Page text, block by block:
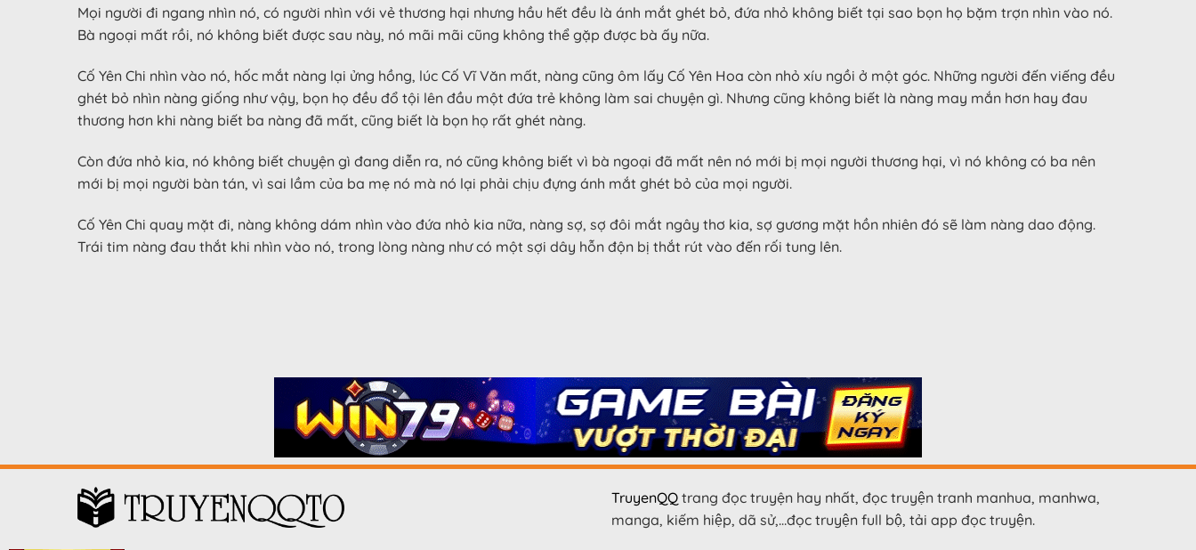
Mọi người đi ngang nhìn nó, có người nhìn với vẻ thương hại nhưng hầu hết đều là ánh mắt ghét bỏ, đứa nhỏ không biết tại sao bọn họ bặm trợn nhìn vào nó.
Bà ngoại mất rồi, nó không biết được sau này, nó mãi mãi cũng không thể gặp được bà ấy nữa.
Cố Yên Chi nhìn vào nó, hốc mắt nàng lại ửng hồng, lúc Cố Vĩ Văn mất, nàng cũng ôm lấy Cố Yên Hoa còn nhỏ xíu ngồi ở một góc. Những người đến viếng đều
ghét bỏ nhìn nàng giống như vậy, bọn họ đều đổ tội lên đầu một đứa trẻ không làm sai chuyện gì. Nhưng cũng không biết là nàng may mắn hơn hay đau
thương hơn khi nàng biết ba nàng đã mất, cũng biết là bọn họ rất ghét nàng.
Còn đứa nhỏ kia, nó không biết chuyện gì đang diễn ra, nó cũng không biết vì bà ngoại đã mất nên nó mới bị mọi người thương hại, vì nó không có ba nên
mới bị mọi người bàn tán, vì sai lầm của ba mẹ nó mà nó lại phải chịu đựng ánh mắt ghét bỏ của mọi người.
Cố Yên Chi quay mặt đi, nàng không dám nhìn vào đứa nhỏ kia nữa, nàng sợ, sợ đôi mắt ngây thơ kia, sợ gương mặt hồn nhiên đó sẽ làm nàng dao động.
Trái tim nàng đau thắt khi nhìn vào nó, trong lòng nàng như có một sợi dây hỗn độn bị thắt rút vào đến rối tung lên.
TruyenQQ trang đọc truyện hay nhất, đọc truyện tranh manhua, manhwa,
manga, kiếm hiệp, dã sử,…đọc truyện full bộ, tải app đọc truyện.